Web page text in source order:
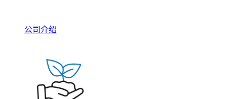
公司介绍